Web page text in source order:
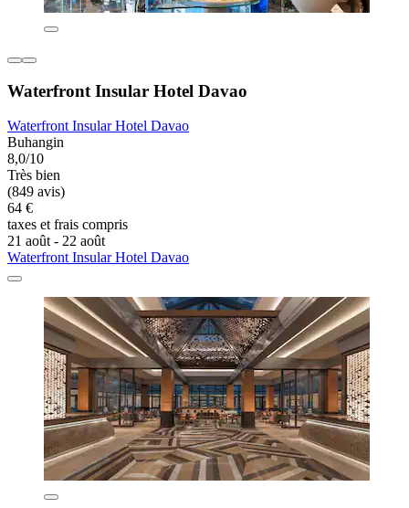
Waterfront Insular Hotel Davao
Waterfront Insular Hotel Davao
Buhangin
8,0/10
Très bien
(849 avis)
64 €
taxes et frais compris
21 août - 22 août
Waterfront Insular Hotel Davao